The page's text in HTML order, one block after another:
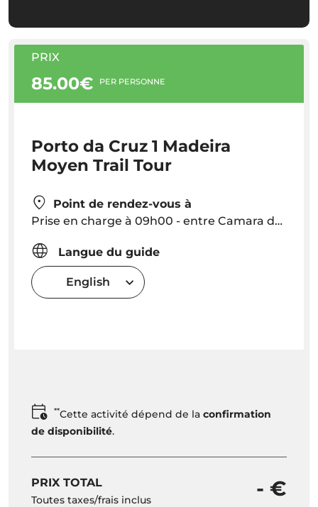
PRIX
85.00€ PER PERSONNE
Porto da Cruz 1 Madeira
Moyen Trail Tour
Point de rendez-vous à
Prise en charge à 09h00 - entre Camara de Lobos et Porto da Cruz - En dehors de cette zone: prise en charge à 10 €
Langue du guide
English
**Cette activité dépend de la confirmation
de disponibilité.
PRIX TOTAL
Toutes taxes/frais inclus - €